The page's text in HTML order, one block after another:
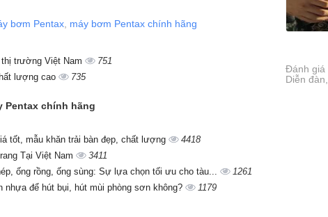
bơm Pentax máy bơm Pentax chính hãng
trường Việt Nam
751
lượng cao 735
Pentax chính hãng
tốt, mẫu khăn trải bàn đẹp, chất lượng
4418
Tại Việt Nam
3411
ống rồng, ống sùng: Sự lựa chọn tối ưu cho tàu...
1261
nhựa để hút bụi, hút mùi phòng sơn không? 1179
Đánh giá
Diễn